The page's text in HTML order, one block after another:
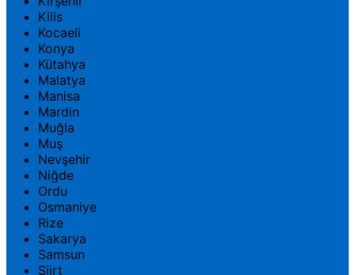
Kilis
Kocaeli
Konya
Kütahya
Malatya
Manisa
Mardin
Muğla
Muş
Nevşehir
Niğde
Ordu
Osmaniye
Rize
Sakarya
Samsun
Siirt